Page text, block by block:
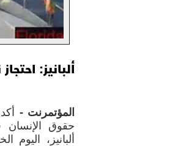
ألبانيز:
المؤتمرنت -
حقوق الإنسان
ألبانيز،